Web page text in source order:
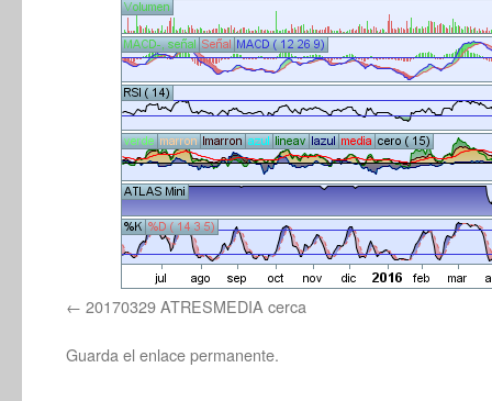
20170329 ATRESMEDIA cerca
Guarda el enlace permanente.